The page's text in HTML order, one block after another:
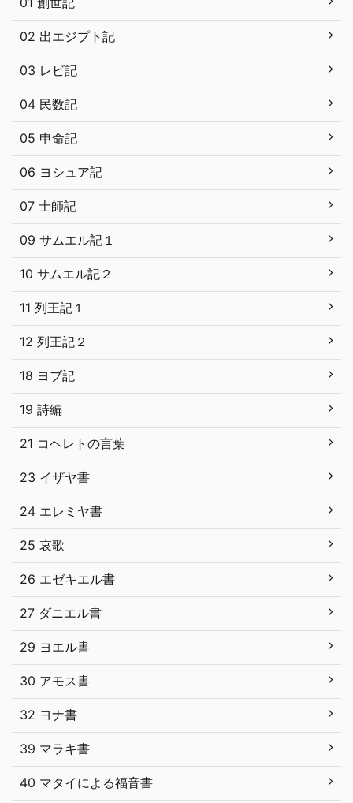
02 出エジプト記
03 レビ記
04 民数記
05 申命記
06 ヨシュア記
07 士師記
09 サムエル記１
10 サムエル記２
11 列王記１
12 列王記２
18 ヨブ記
19 詩編
21 コヘレトの言葉
23 イザヤ書
24 エレミヤ書
25 哀歌
26 エゼキエル書
27 ダニエル書
29 ヨエル書
30 アモス書
32 ヨナ書
39 マラキ書
40 マタイによる福音書